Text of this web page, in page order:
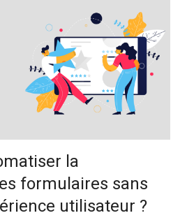
la
formulaires sans
utilisateur ?